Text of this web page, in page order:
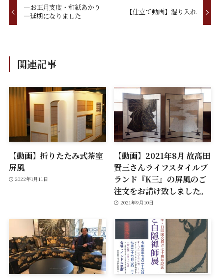
―お正月支度・和紙あかり
―延期になりました
【仕立て動画】湿り入れ
関連記事
【動画】折りたたみ式茶室
屏風
2022年1月11日
【動画】2021年8月 故髙田
賢三さんライフスタイルブ
ランド『K三』の屏風のご
注文をお請け致しました。
2021年9月10日